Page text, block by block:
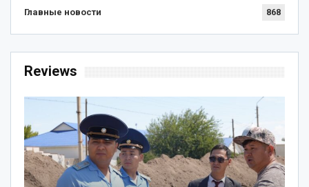
Главные новости 868
Reviews